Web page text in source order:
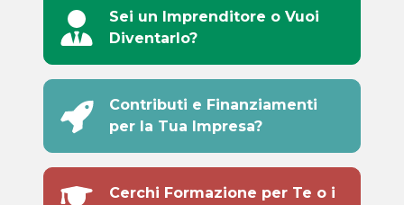
Sei un Imprenditore o Vuoi
Diventarlo?
Contributi e Finanziamenti
per la Tua Impresa?
Cerchi Formazione per Te o i